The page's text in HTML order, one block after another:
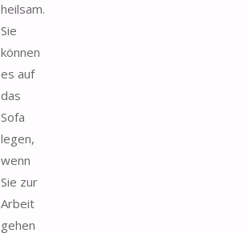
heilsam.
Sie
können
es auf
das
Sofa
legen,
wenn
Sie zur
Arbeit
gehen